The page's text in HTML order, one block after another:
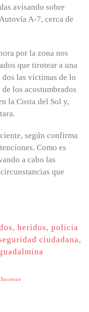
avisando sobre
A-7, cerca de
por la zona nos
que tirotear a una
las víctimas de lo
los acostumbrados
la Costa del Sol y,
según confirma
Como es
a cabo las
que
, heridos, policia
ciudadana,
Sucesos